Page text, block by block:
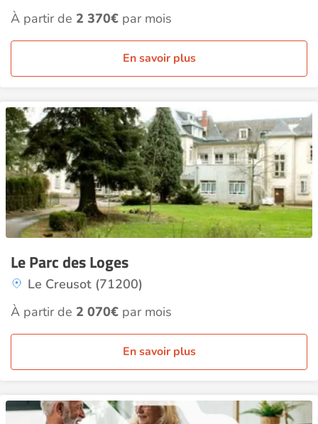
À partir de 2 370€ par mois
En savoir plus
Le Parc des Loges
Le Creusot (71200)
À partir de 2 070€ par mois
En savoir plus